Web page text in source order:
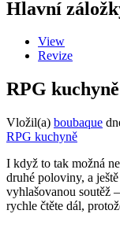
Hlavní
View
Revize
RPG
Vložil(a) boubaque
RPG kuchyně
I když to tak možná
druhé poloviny, a
vyhlašovanou soutěž
rychle čtěte dál,